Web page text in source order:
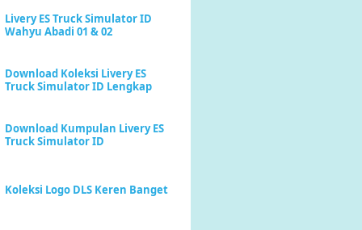
Livery ES Truck Simulator ID
Wahyu Abadi 01 & 02
Download Koleksi Livery ES
Truck Simulator ID Lengkap
Download Kumpulan Livery ES
Truck Simulator ID
Koleksi Logo DLS Keren Banget